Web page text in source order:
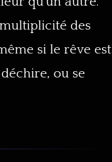
des
si le rêve est
ou se